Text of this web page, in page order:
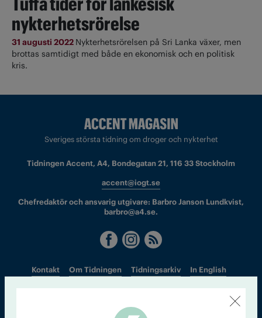
nykterhetsrörelse
31 augusti 2022 Nykterhetsrörelsen på Sri Lanka växer, men
brottas samtidigt med både en ekonomisk och en politisk
kris.
Sveriges största tidning om droger och nykterhet
Tidningen Accent, A4, Bondegatan 21, 116 33 Stockholm
accent@iogt.se
Chefredaktör och ansvarig utgivare: Barbro Janson Lundkvist,
barbro@a4.se.
Kontakt Om Tidningen Tidningsarkiv In English